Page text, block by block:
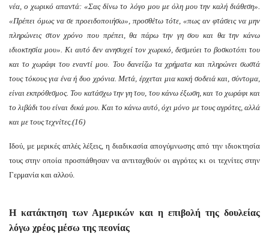
νέα, ο χωρικό απαντά: «Σας δίνω το λόγο μου με όλη μου την καλή διάθεση».
«Πρέπει όμως να σε προειδοποιήσω», προσθέτω τότε, «πως αν φτάσεις να μην
πληρώνεις στον χρόνο που πρέπει, θα πάρω την γη σου και θα την κάνω
ιδιοκτησία μου». Κι αυτό δεν ανησυχεί τον χωρικό, δεσμεύει το βοσκοτόπι του
και το χωράφι του εναντί μου. Του δανείζω τα χρήματα και πληρώνει σωστά
τους τόκους για ένα ή δυο χρόνια. Μετά, έρχεται μια κακή σοδειά και, σύντομα,
είναι εκπρόθεσμος. Του κατάσχω την γη του, του κάνω έξωση, και το χωράφι και
το λιβάδι του είναι δικά μου. Και το κάνω αυτό, όχι μόνο με τους αγρότες, αλλά
και με τους τεχνίτες.(16)
Ιδού, με μερικές απλές λέξεις, η διαδικασία απογύμνωσης από την ιδιοκτησία
τους στην οποία προσπάθησαν να αντιταχθούν οι αγρότες κι οι τεχνίτες στην
Γερμανία και αλλού.
Η κατάκτηση των Αμερικών και η επιβολή της δουλείας
λόγω χρέος μέσω της πεονίας